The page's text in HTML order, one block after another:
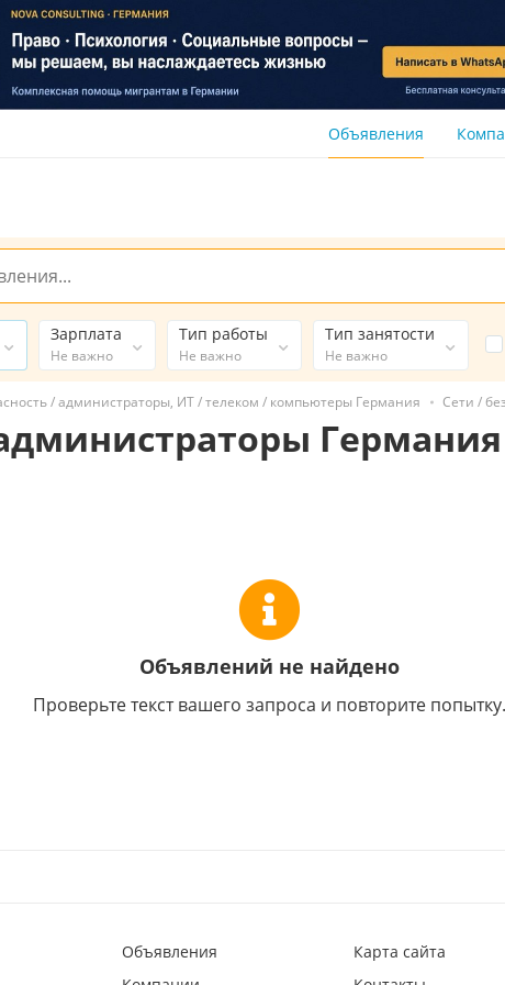
Объявления
Зарплата
Не важно
Тип работы
Не важно
Тип занятости
Не важно
/ администраторы, ИТ / телеком / компьютеры Германия Сети /
Германия
Объявлений не найдено
Проверьте текст вашего запроса и повторите попытку.
Объявления
Карта сайта